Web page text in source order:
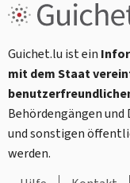
Guichet.lu ist ein
mit dem Staat
Behördengängen
und sonstigen
werden.